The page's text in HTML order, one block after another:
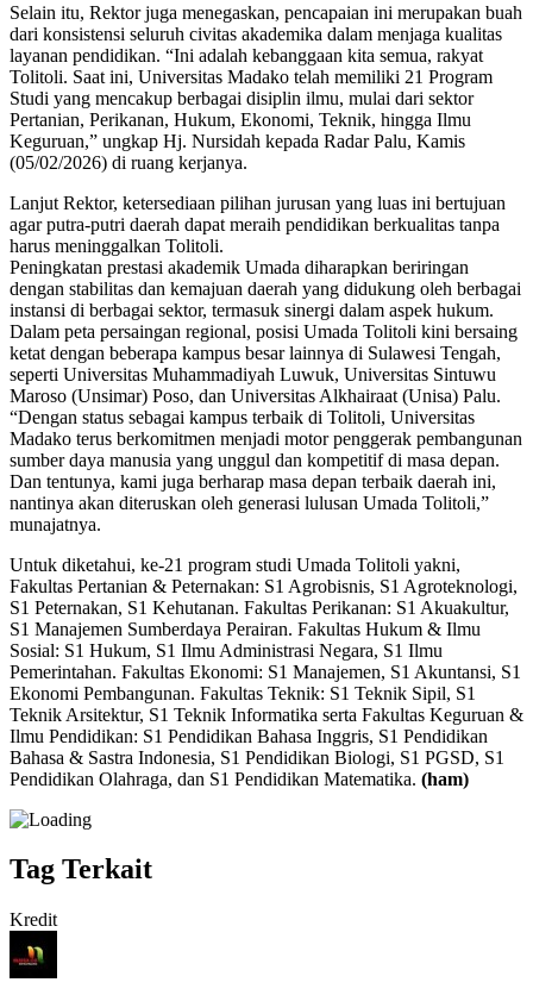
Selain itu, Rektor juga menegaskan, pencapaian ini merupakan buah
dari konsistensi seluruh civitas akademika dalam menjaga kualitas
layanan pendidikan. “Ini adalah kebanggaan kita semua, rakyat
Tolitoli. Saat ini, Universitas Madako telah memiliki 21 Program
Studi yang mencakup berbagai disiplin ilmu, mulai dari sektor
Pertanian, Perikanan, Hukum, Ekonomi, Teknik, hingga Ilmu
Keguruan,” ungkap Hj. Nursidah kepada Radar Palu, Kamis
(05/02/2026) di ruang kerjanya.
Lanjut Rektor, ketersediaan pilihan jurusan yang luas ini bertujuan
agar putra-putri daerah dapat meraih pendidikan berkualitas tanpa
harus meninggalkan Tolitoli.
Peningkatan prestasi akademik Umada diharapkan beriringan
dengan stabilitas dan kemajuan daerah yang didukung oleh berbagai
instansi di berbagai sektor, termasuk sinergi dalam aspek hukum.
Dalam peta persaingan regional, posisi Umada Tolitoli kini bersaing
ketat dengan beberapa kampus besar lainnya di Sulawesi Tengah,
seperti Universitas Muhammadiyah Luwuk, Universitas Sintuwu
Maroso (Unsimar) Poso, dan Universitas Alkhairaat (Unisa) Palu.
“Dengan status sebagai kampus terbaik di Tolitoli, Universitas
Madako terus berkomitmen menjadi motor penggerak pembangunan
sumber daya manusia yang unggul dan kompetitif di masa depan.
Dan tentunya, kami juga berharap masa depan terbaik daerah ini,
nantinya akan diteruskan oleh generasi lulusan Umada Tolitoli,”
munajatnya.
Untuk diketahui, ke-21 program studi Umada Tolitoli yakni,
Fakultas Pertanian & Peternakan: S1 Agrobisnis, S1 Agroteknologi,
S1 Peternakan, S1 Kehutanan. Fakultas Perikanan: S1 Akuakultur,
S1 Manajemen Sumberdaya Perairan. Fakultas Hukum & Ilmu
Sosial: S1 Hukum, S1 Ilmu Administrasi Negara, S1 Ilmu
Pemerintahan. Fakultas Ekonomi: S1 Manajemen, S1 Akuntansi, S1
Ekonomi Pembangunan. Fakultas Teknik: S1 Teknik Sipil, S1
Teknik Arsitektur, S1 Teknik Informatika serta Fakultas Keguruan &
Ilmu Pendidikan: S1 Pendidikan Bahasa Inggris, S1 Pendidikan
Bahasa & Sastra Indonesia, S1 Pendidikan Biologi, S1 PGSD, S1
Pendidikan Olahraga, dan S1 Pendidikan Matematika. (ham)
Tag Terkait
Kredit